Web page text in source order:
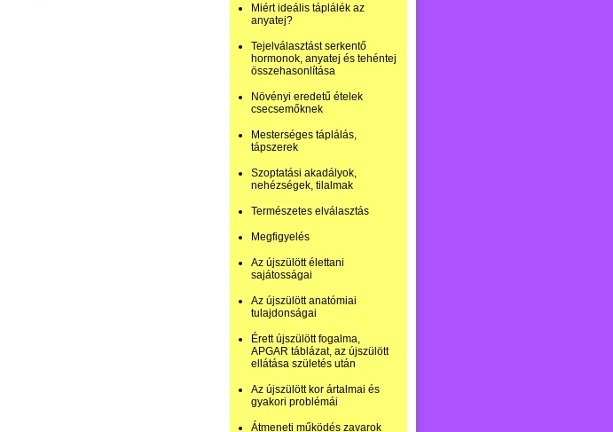
Miért ideális táplálék az
anyatej?
Tejelválasztást serkentő
hormonok, anyatej és tehéntej
összehasonlítása
Növényi eredetű ételek
csecsemőknek
Mesterséges táplálás,
tápszerek
Szoptatási akadályok,
nehézségek, tilalmak
Természetes elválasztás
Megfigyelés
Az újszülött élettani
sajátosságai
Az újszülött anatómiai
tulajdonságai
Érett újszülött fogalma,
APGAR táblázat, az újszülött
ellátása születés után
Az újszülött kor ártalmai és
gyakori problémái
Átmeneti működés zavarok